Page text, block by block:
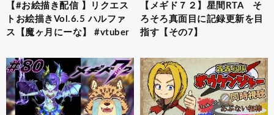
【#お絵描き配信 】リクエス
トお絵描きVol.6.5 ハルファ
ス【魔ヶ月にーな】 #vtuber
【メギド７２】星間RTA そ
ろそろ真面目に記録更新を目
指す【その7】